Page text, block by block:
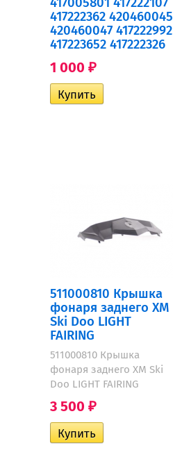
417222362 420460045
420460047 417222992
417223652 417222326
1 000 ₽
511000810 Крышка
фонаря заднего XM
Ski Doo LIGHT
FAIRING
511000810 Крышка
фонаря заднего XM Ski
Doo LIGHT FAIRING
3 500 ₽